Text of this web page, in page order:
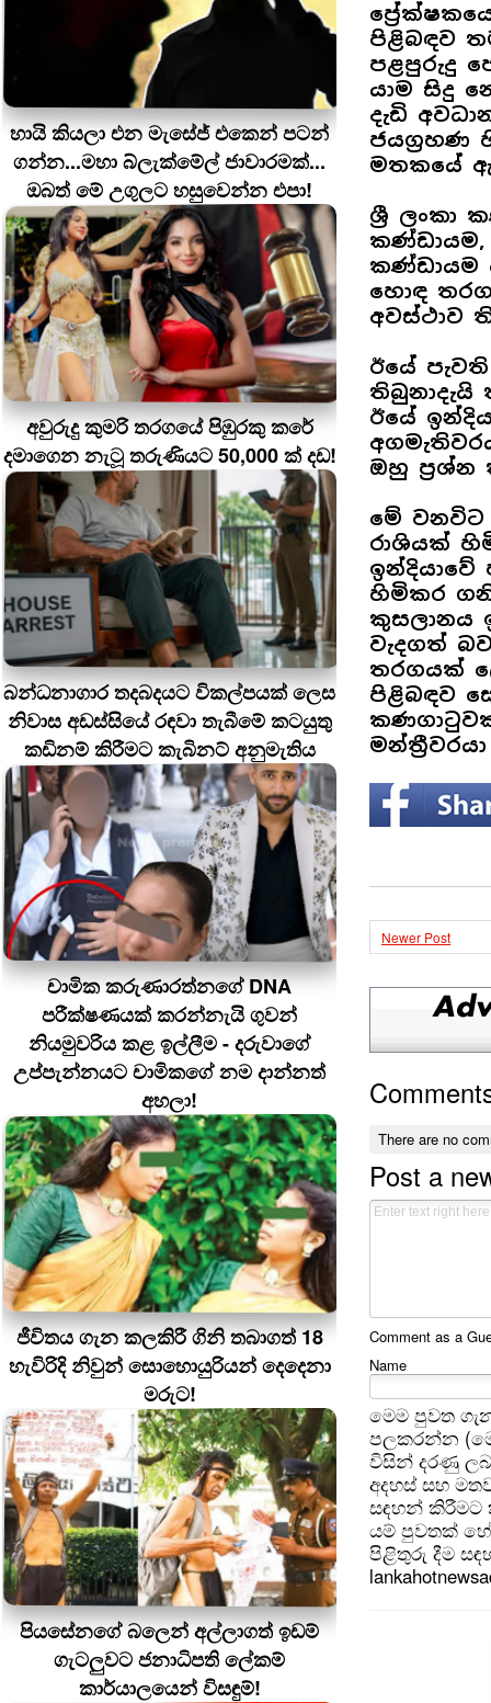
හායි කියලා එන මැසේජ් එකෙන් පටන්
ගන්න...මහා බ්ලැක්මේල් ජාවාරමක්...
ඔබත් මේ උගුලට හසුවෙන්න එපා!
අවුරුදු කුමරි තරගයේ පිඹුරකු කරේ
දමාගෙන නැටූ තරුණියට 50,000 ක් දඩ!
බන්ධනාගාර තදබදයට විකල්පයක් ලෙස
නිවාස අඩස්සියේ රඳවා තැබීමේ කටයුතු
කඩිනම් කිරීමට කැබිනට් අනුමැතිය
චාමික කරුණාරත්නගේ DNA
පරීක්ෂණයක් කරන්නැයි ගුවන්
නියමුවරිය කළ ඉල්ලීම - දරුවාගේ
උප්පැන්නයට චාමිකගේ නම දාන්නත්
අහලා!
ජීවිතය ගැන කලකිරී ගිනි තබාගත් 18
හැවිරිදි නිවුන් සොහොයුරියන් දෙදෙනා
මරුට!
පියසේනගේ බලෙන් අල්ලාගත් ඉඩම්
ගැටලුවට ජනාධිපති ලේකම්
කාර්යාලයෙන් විසඳුම්!
පිළිබඳව
පළපුරුදු
යාම සිදු
දැඩි
ජයග්‍රහණ
මතකයේ
ශ්‍රී ලංකා
කණ්ඩායම,
කණ්ඩායම
හොඳ
අවස්ථාව
ඊයේ
ඊයේ
ඔහු ප්‍රශ්න
මේ වනවිට
රාශියක්
හිමිකර
කුසලානය
වැදගත්
තරගයක්
පිළිබඳව
Newer Post
There are no
Post a
Comment as a
Name
මෙම පුවත
පලකරන්න
විසින් දරණු
අදහස් සහ
සඳහන් කිරීමට
යම් පුවතක්
පිළිතුරු දීම